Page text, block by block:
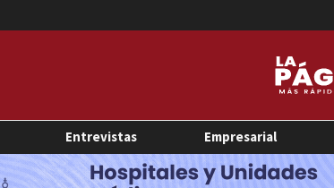
Entrevistas Empresarial